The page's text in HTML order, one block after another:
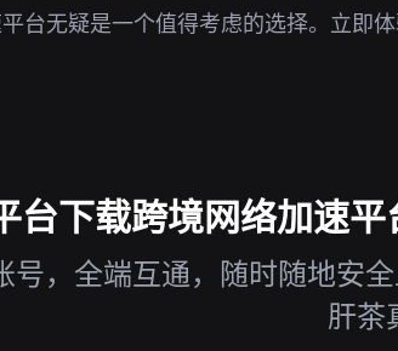
台无疑是一个值得考虑的选择。立即
台下载跨境网络加速
号，全端互通，随时随地安
肝茶